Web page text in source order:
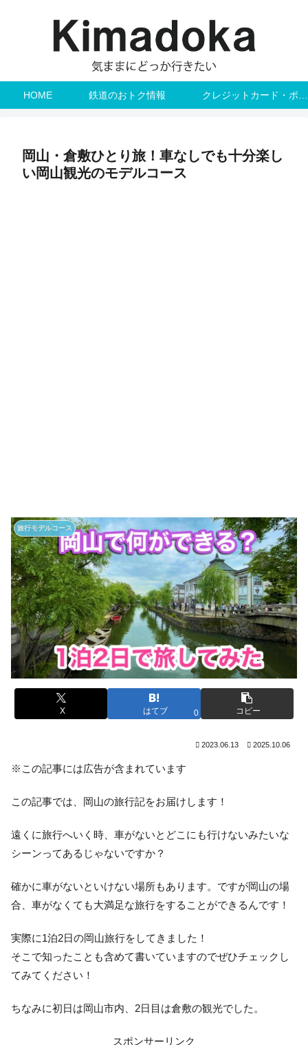
HOME 鉄道のおトク情報
岡山・倉敷ひとり旅！車なしでも十分楽し
い岡山観光のモデルコース
旅行モデルコース
X はてブ 0 コピー
2023.06.13 2025.10.06
※この記事には広告が含まれています
この記事では、岡山の旅行記をお届けします！
遠くに旅行へいく時、車がないとどこにも行けないみたいな
シーンってあるじゃないですか？
確かに車がないといけない場所もあります。ですが岡山の場
合、車がなくても大満足な旅行をすることができるんです！
実際に1泊2日の岡山旅行をしてきました！
そこで知ったことも含めて書いていますのでぜひチェックし
てみてください！
ちなみに初日は岡山市内、2日目は倉敷の観光でした。
スポンサーリンク